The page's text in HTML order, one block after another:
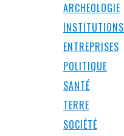
ARCHEOLOGIE
INSTITUTIONS
ENTREPRISES
POLITIQUE
SANTÉ
TERRE
SOCIÉTÉ